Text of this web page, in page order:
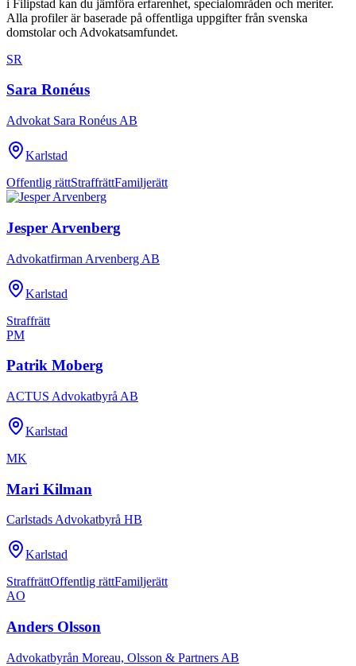
i Filipstad kan du jämföra erfarenhet, specialområden och meriter.
Alla profiler är baserade på offentliga uppgifter från svenska
domstolar och Advokatsamfundet.
SR
Sara Ronéus
Advokat Sara Ronéus AB
Karlstad
Offentlig rättStraffrättFamiljerätt
Jesper Arvenberg
Advokatfirman Arvenberg AB
Karlstad
Straffrätt
PM
Patrik Moberg
ACTUS Advokatbyrå AB
Karlstad
MK
Mari Kilman
Carlstads Advokatbyrå HB
Karlstad
StraffrättOffentlig rättFamiljerätt
AO
Anders Olsson
Advokatbyrån Moreau, Olsson & Partners AB